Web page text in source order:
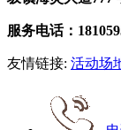
服务电话：
友情链接: 活动场